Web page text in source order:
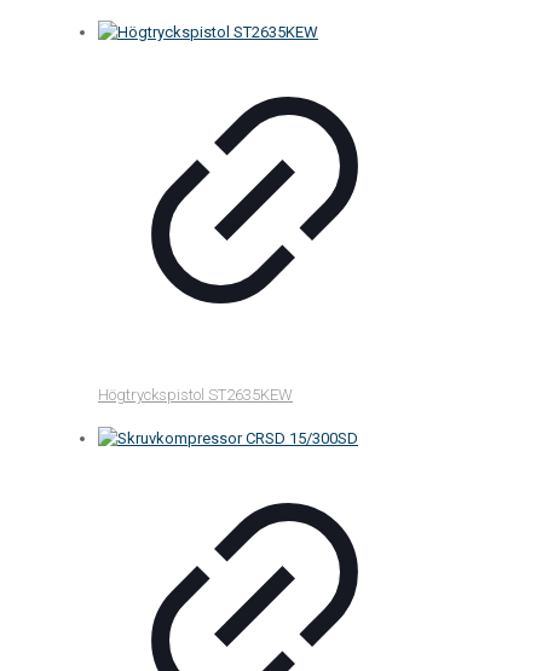
Högtryckspistol ST2635KEW